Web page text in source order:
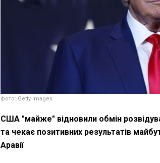
фото: Getty Images
США "майже" відновили обмін
та чекає позитивних результатів
Аравії